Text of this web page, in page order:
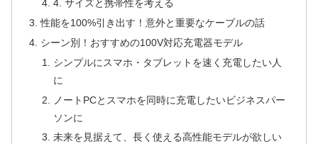
4. サイズと携帯性を考える
性能を100%引き出す！意外と重要なケーブルの話
シーン別！おすすめの100V対応充電器モデル
シンプルにスマホ・タブレットを速く充電したい人
に
ノートPCとスマホを同時に充電したいビジネスパー
ソンに
未来を見据えて、長く使える高性能モデルが欲しい